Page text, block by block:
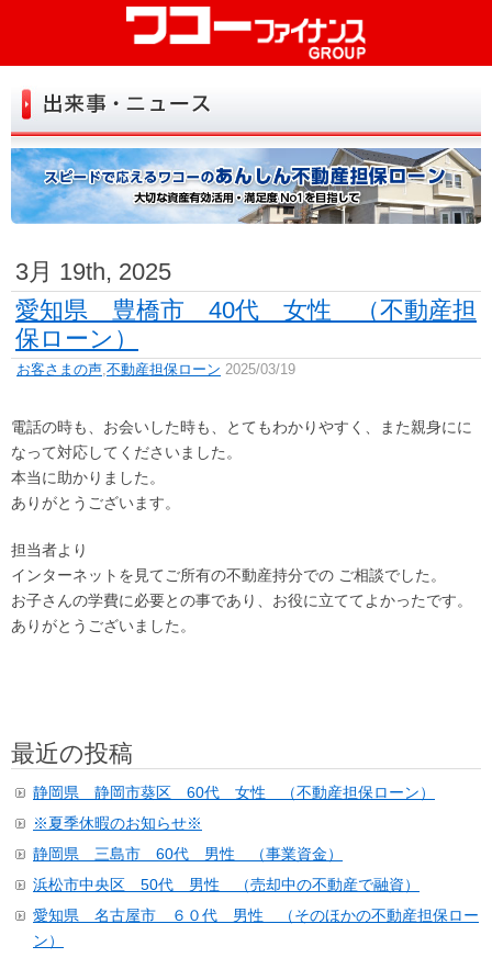
初めての方へ
お申込み
よくある質問
お役立ち情報
店舗一覧
リンク お問い合せ
3月 19th, 2025
愛知県 豊橋市 40代 女性 （不動産担
保ローン）
お客さまの声,不動産担保ローン 2025/03/19
電話の時も、お会いした時も、とてもわかりやすく、また親身にに
なって対応してくださいました。
本当に助かりました。
ありがとうございます。
担当者より
インターネットを見てご所有の不動産持分での ご相談でした。
お子さんの学費に必要との事であり、お役に立ててよかったです。
ありがとうございました。
最近の投稿
静岡県 静岡市葵区 60代 女性 （不動産担保ローン）
※夏季休暇のお知らせ※
静岡県 三島市 60代 男性 （事業資金）
浜松市中央区 50代 男性 （売却中の不動産で融資）
愛知県 名古屋市 ６０代 男性 （そのほかの不動産担保ロー
ン）